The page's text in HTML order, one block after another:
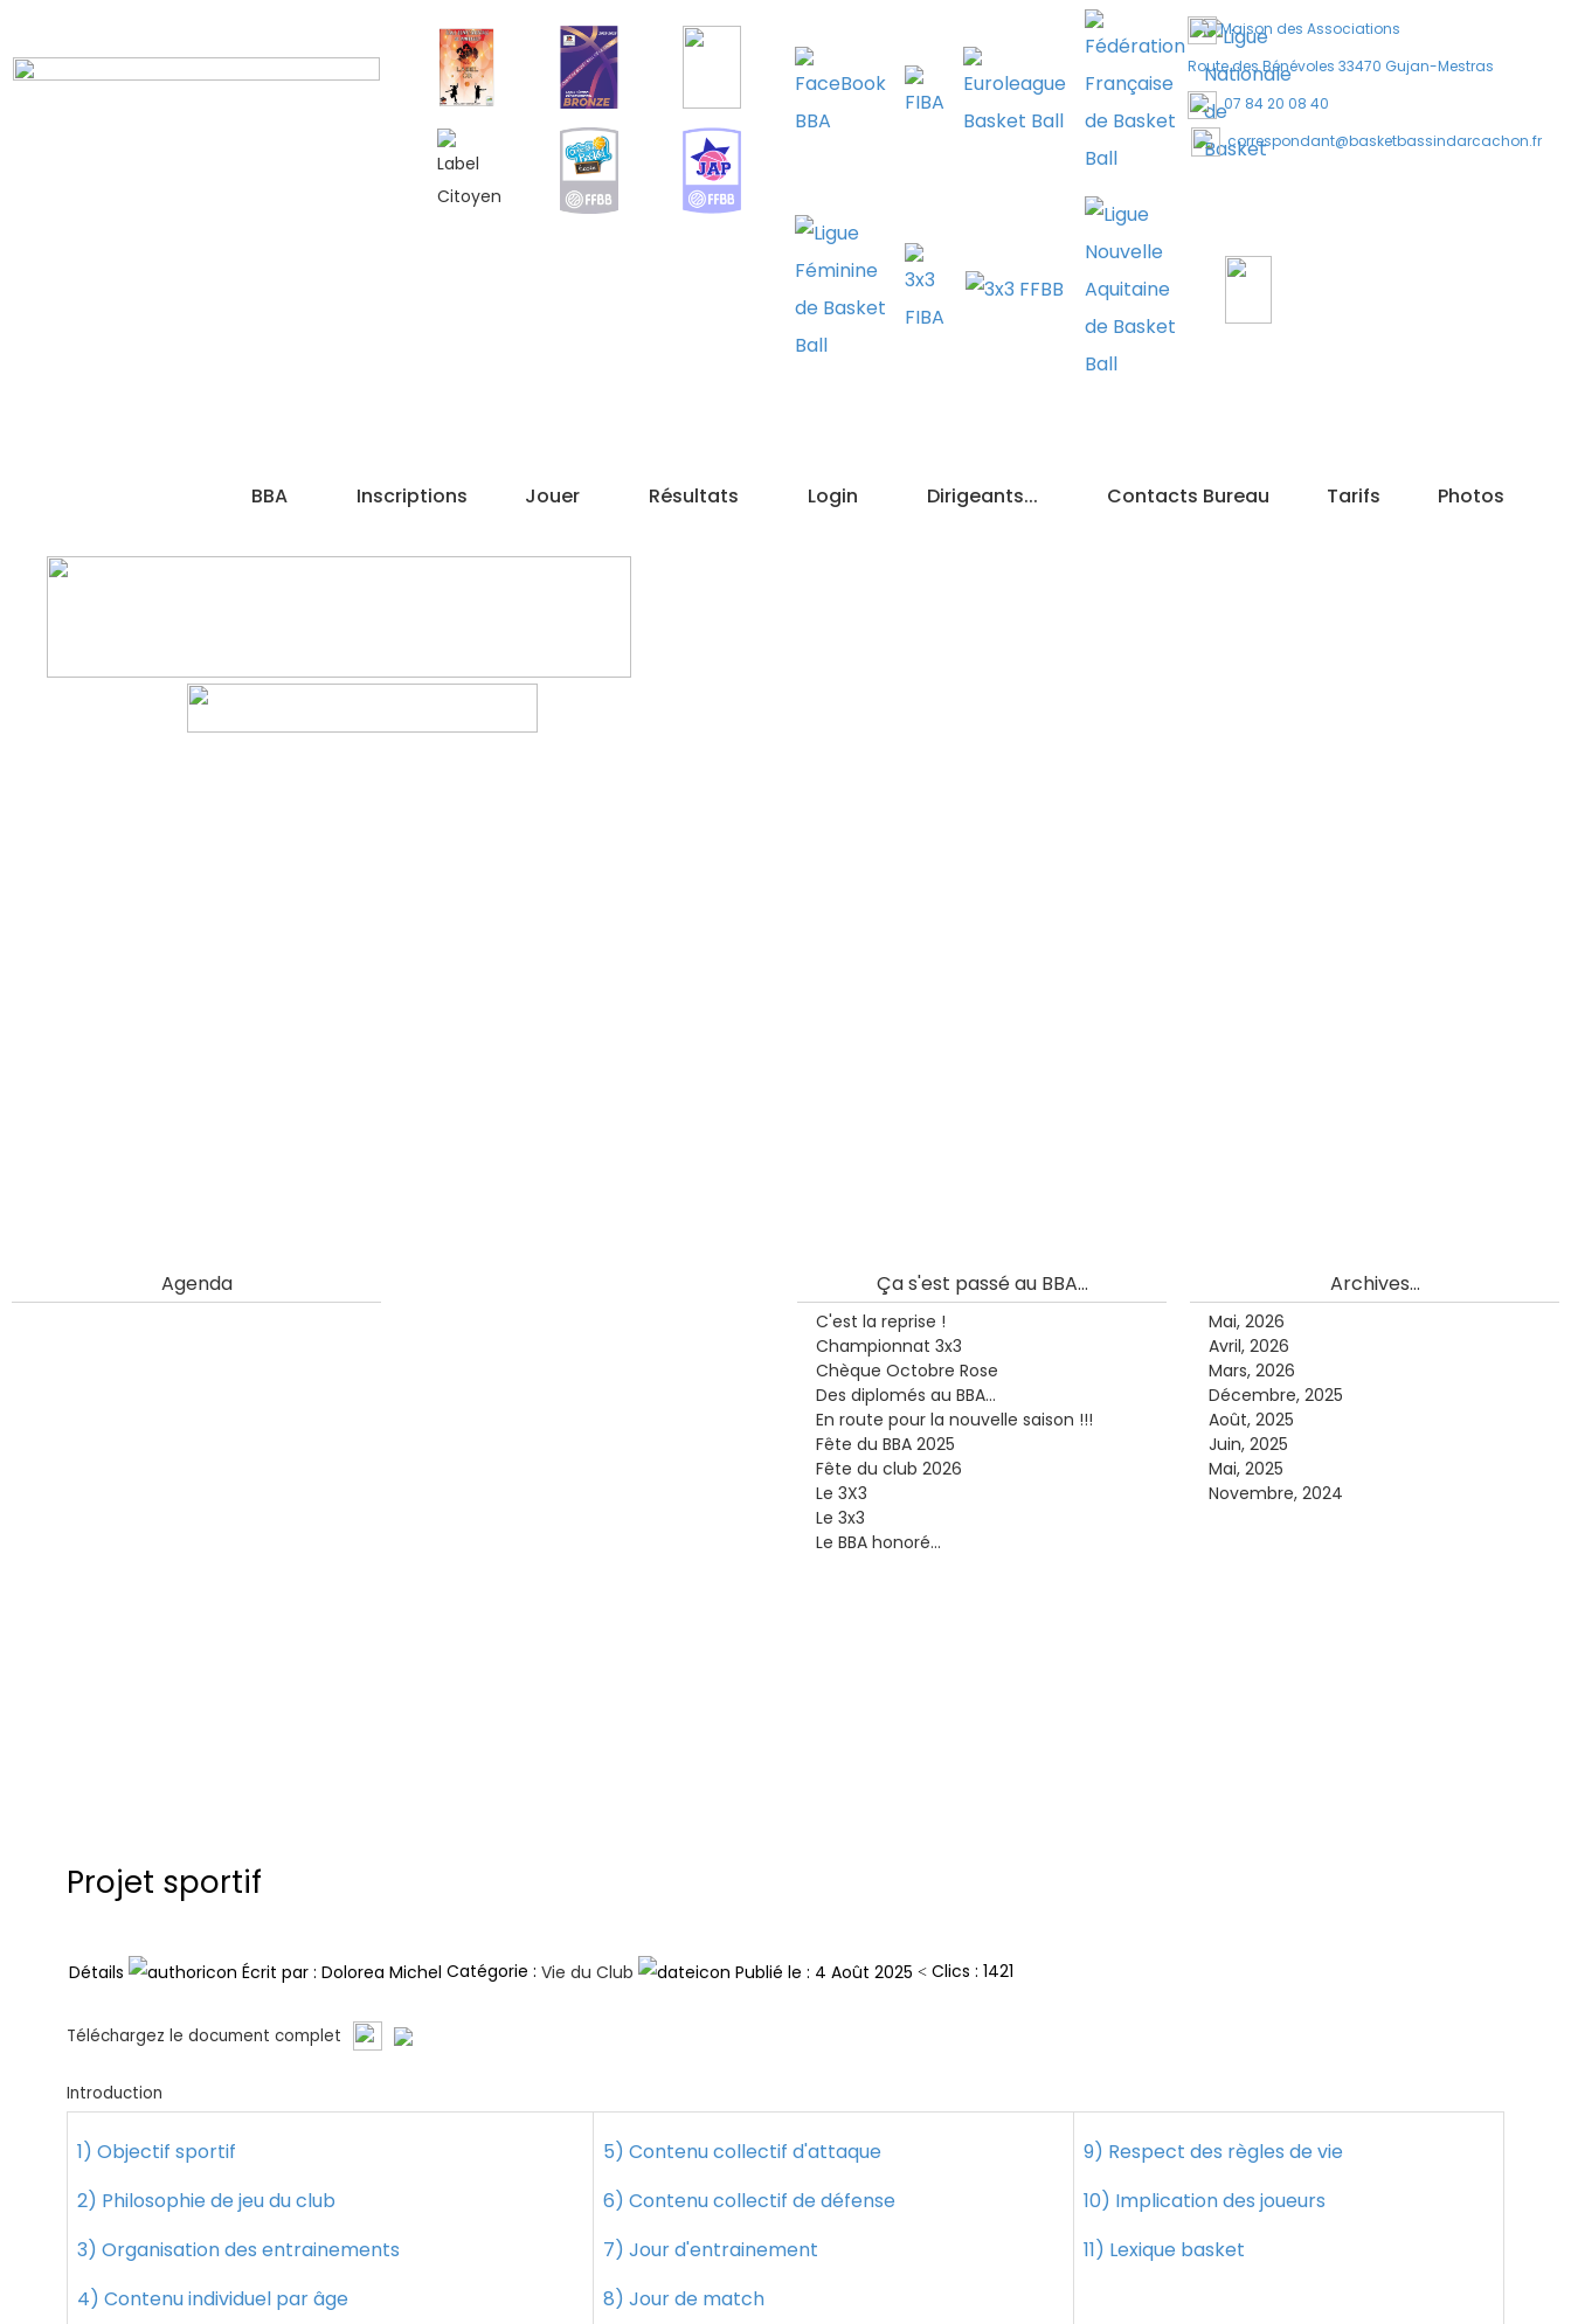
Maison des Associations
Route des Bénévoles 33470 Gujan-Mestras
07 84 20 08 40
correspondant@basketbassindarcachon.fr
BBA Inscriptions Jouer Résultats Login Dirigeants... Contacts Bureau Tarifs Photos
Agenda Ça s'est passé au BBA...
C'est la reprise !
Championnat 3x3
Chèque Octobre Rose
Des diplomés au BBA...
En route pour la nouvelle saison !!!
Fête du BBA 2025
Fête du club 2026
Le 3X3
Le 3x3
Le BBA honoré...
Archives...
Mai, 2026
Avril, 2026
Mars, 2026
Décembre, 2025
Août, 2025
Juin, 2025
Mai, 2025
Novembre, 2024
Projet sportif
Détails Écrit par : Dolorea Michel Catégorie : Vie du Club Publié le : 4 Août 2025 Clics : 1421
Téléchargez le document complet
Introduction
1) Objectif sportif
2) Philosophie de jeu du club
3) Organisation des entrainements
4) Contenu individuel par âge
5) Contenu collectif d'attaque
6) Contenu collectif de défense
7) Jour d'entrainement
8) Jour de match
9) Respect des règles de vie
10) Implication des joueurs
11) Lexique basket